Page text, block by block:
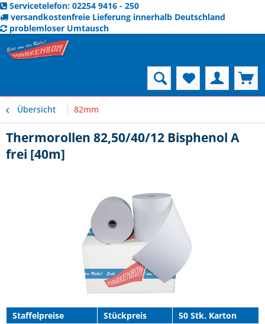
Servicetelefon: 02254 9416 - 250
versandkostenfreie Lieferung innerhalb Deutschland
problemloser Umtausch
Übersicht 82mm
Thermorollen 82,50/40/12 Bisphenol A
frei [40m]
Staffelpreise Stückpreis 50 Stk. Karton